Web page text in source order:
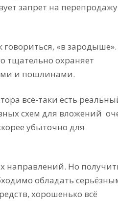
запрет на перепродажу
«в
тщательно охраняет
и пошлинами.
всё-таки есть
схем для вложений
убыточно для
направлений. Но
обладать
хорошенько всё